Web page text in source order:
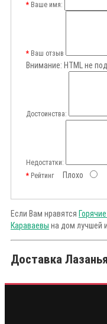
Ваше имя:
Ваш отзыв
Внимание: HTML не
Достоинства:
Недостатки:
РейтингПлохо
Если Вам нравятся
Караваевы на дом лучшей
Доставка